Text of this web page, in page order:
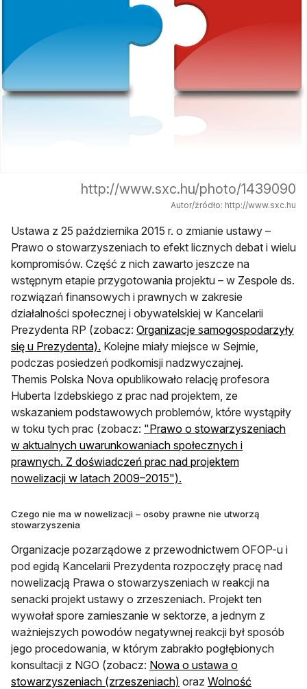
http://www.sxc.hu/photo/1439090
Autor/źródło: http://www.sxc.hu
Ustawa z 25 października 2015 r. o zmianie ustawy –
Prawo o stowarzyszeniach to efekt licznych debat i wielu
kompromisów. Część z nich zawarto jeszcze na
wstępnym etapie przygotowania projektu – w Zespole ds.
rozwiązań finansowych i prawnych w zakresie
działalności społecznej i obywatelskiej w Kancelarii
Prezydenta RP (zobacz: Organizacje samogospodarzyły
się u Prezydenta). otwiera się w nowej karcie
Kolejne miały miejsce w Sejmie,
podczas posiedzeń podkomisji nadzwyczajnej.
Themis Polska Nova opublikowało relację profesora
Huberta Izdebskiego z prac nad projektem, ze
wskazaniem podstawowych problemów, które wystąpiły
w toku tych prac (zobacz: "Prawo o stowarzyszeniach
w aktualnych uwarunkowaniach społecznych i
prawnych. Z doświadczeń prac nad projektem
nowelizacji w latach 2009–2015").
Czego nie ma w nowelizacji – osoby prawne nie utworzą
stowarzyszenia
Organizacje pozarządowe z przewodnictwem OFOP-u i
pod egidą Kancelarii Prezydenta rozpoczęły pracę nad
nowelizacją Prawa o stowarzyszeniach w reakcji na
senacki projekt ustawy o zrzeszeniach. Projekt ten
wywołał spore zamieszanie w sektorze, a jednym z
ważniejszych powodów negatywnej reakcji był sposób
jego procedowania, w którym zabrakło pogłębionych
konsultacji z NGO (zobacz: Nowa o ustawa o
stowarzyszeniach (zrzeszeniach) otwiera się w nowej
oraz Wolność